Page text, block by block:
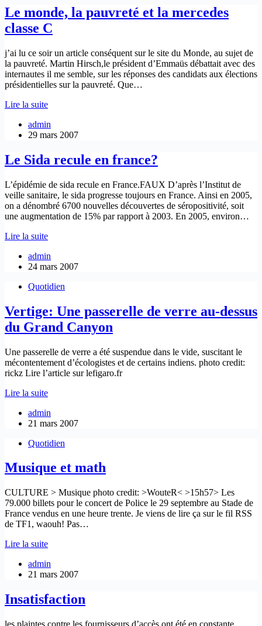
en
septembre
2008
Le monde, la pauvreté et la mercedes
classe C
j’ai lu ce soir un article conséquent sur le site du Monde, au sujet de
la pauvreté. Martin Hirsch,le président d’Emmaüs débattait avec des
internautes il me semble, sur les réponses des candidats aux élections
présidentielles sur la pauvreté. Que…
Lire la suiteLe
la
pauvreté
la
mercedes
C
admin
29 mars 2007
Le Sida recule en france?
L’épidémie de sida recule en France.FAUX D’après l’Institut de
veille sanitaire, le sida progresse toujours en France. Ainsi en 2005,
on a dénombré 6700 nouvelles découvertes de séropositivité, soit
une augmentation de 15% par rapport à 2003. En 2005, environ…
Lire la suiteLe
recule
en
admin
24 mars 2007
Quotidien
Vertige: Une passerelle de verre au-dessus
du Grand Canyon
Une passerelle de verre a été suspendue dans le vide, suscitant le
mécontentement d’écologistes et de certains indiens. photo credit:
rickz Lire l’article sur lefigaro.fr
Lire la suiteVertige:
passerelle
de
au-
du
Grand
Canyon
admin
21 mars 2007
Quotidien
Musique et math
CULTURE > Musique photo credit: >WouteR< >15h57> Les
79.000 billets pour le concert de Police le 29 septembre au Stade de
France vendus en une heure trente. Je viens de lire ça sur le fil RSS
de TF1, waouh! Pas…
Lire la suiteMusique
math
admin
21 mars 2007
Insatisfaction